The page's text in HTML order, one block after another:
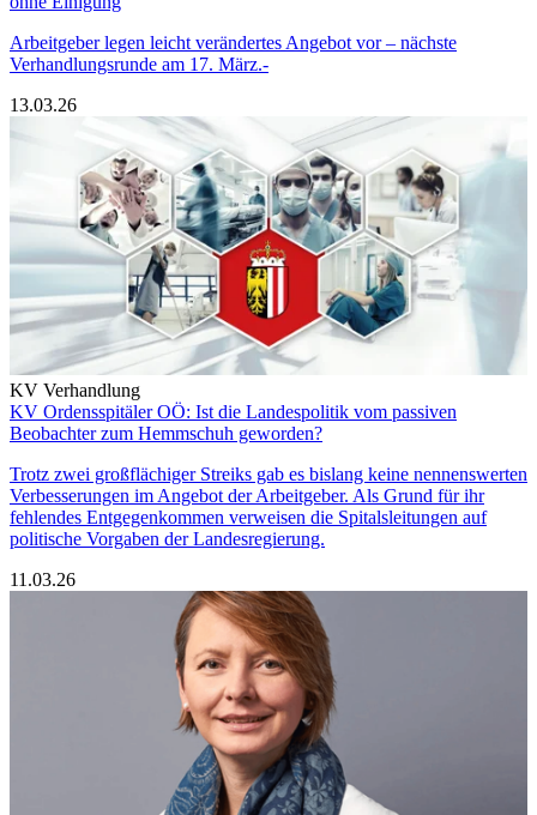
Arbeitgeber legen leicht verändertes Angebot vor – nächste
Verhandlungsrunde am 17. März.-
13.03.26
KV Verhandlung
KV Ordensspitäler OÖ: Ist die Landespolitik vom passiven
Beobachter zum Hemmschuh geworden?
Trotz zwei großflächiger Streiks gab es bislang keine nennenswerten
Verbesserungen im Angebot der Arbeitgeber. Als Grund für ihr
fehlendes Entgegenkommen verweisen die Spitalsleitungen auf
politische Vorgaben der Landesregierung.
11.03.26